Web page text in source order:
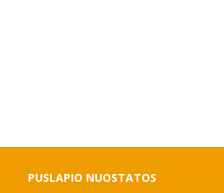
PUSLAPIO NUOSTATOS